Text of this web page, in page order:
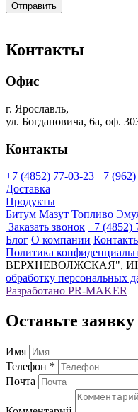
Отправить
Контакты
Офис
г. Ярославль,
ул. Богдановича, 6а, оф.
Контакты
+7 (4852) 77-03-23 +7
Доставка
Продукты
Битум Мазут Топливо
Заказать звонок +7 (4852)
Блог О компании
Политика
ВЕРХНЕВОЛЖСКАЯ",
обработку персональных
Разработано PR-MAKER
Оставьте заявку
Имя
Телефон *
Почта